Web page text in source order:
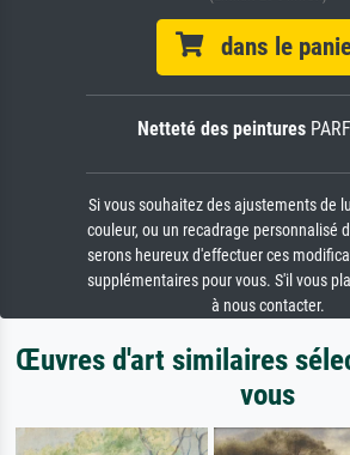
dans le
Netteté des peintures
Si vous souhaitez des ajustements de
couleur, ou un recadrage personnalisé
serons heureux d'effectuer ces
supplémentaires pour vous. S'il vous
à nous contacter.
Œuvres d'art similaires
vous